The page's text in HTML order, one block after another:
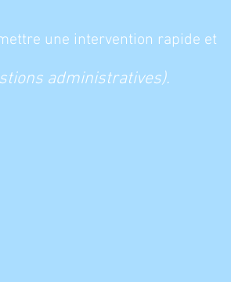
une intervention rapide et
administratives).